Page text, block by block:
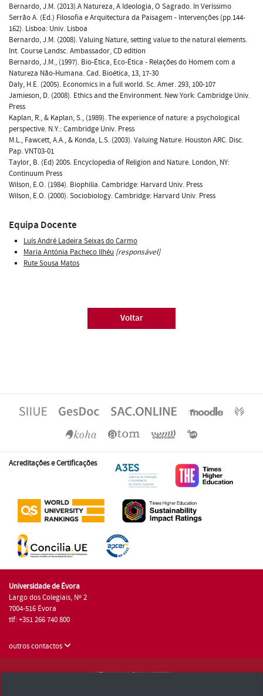
Bernardo, J.M. (2013).A Natureza, A Ideologia, O Sagrado. In Veríssimo
Serrão A. (Ed.) Filosofia e Arquitectura da Paisagem - Intervenções (pp.144-
162). Lisboa: Univ. Lisboa
Bernardo, J.M. (2008). Valuing Nature, setting value to the natural elements.
Int. Course Landsc. Ambassador, CD edition
Bernardo, J.M., (1997). Bio-Ética, Eco-Ética - Relações do Homem com a
Natureza Não-Humana. Cad. Bioética, 13, 17-30
Daly, H.E. (2005). Economics in a full world. Sc. Amer. 293, 100-107
Jamieson, D. (2008). Ethics and the Environment. New York: Cambridge Univ.
Press
Kaplan, R., & Kaplan, S., (1989). The experience of nature: a psychological
perspective. N.Y.: Cambridge Univ. Press
M.L., Fawcett, A.A., & Konda, L.S. (2003). Valuing Nature. Houston ARC. Disc.
Pap. VNT03-01
Taylor, B. (Ed) 2005. Encyclopedia of Religion and Nature. London, NY:
Continuum Press
Wilson, E.O. (1984). Biophilia. Cambridge: Harvard Univ. Press
Wilson, E.O. (2000). Sociobiology. Cambridge: Harvard Univ. Press
Equipa Docente
Luís André Ladeira Seixas do Carmo
Maria Antónia Pacheco Ilhéu [responsável]
Rute Sousa Matos
Voltar
Acreditações e Certificações
Universidade de Évora
Largo dos Colegiais, Nº 2
7004-516 Évora
tlf: +351 266 740 800
outros contactos